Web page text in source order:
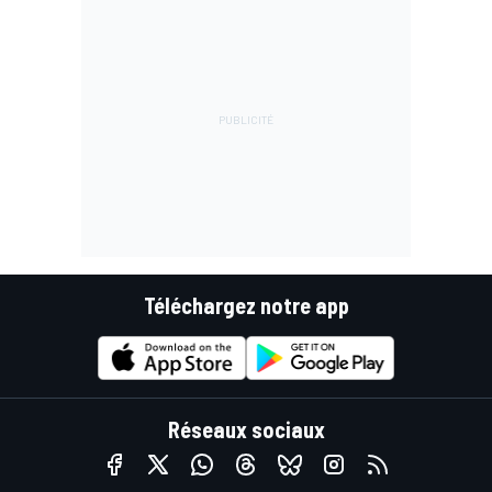
Téléchargez notre app
Réseaux sociaux